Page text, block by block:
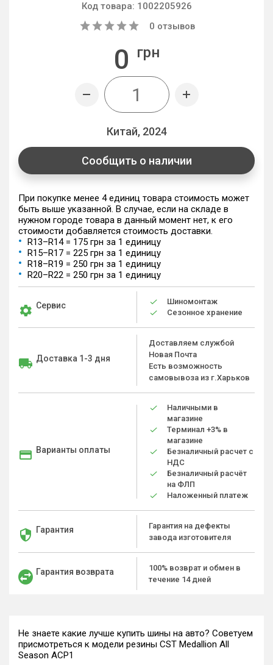
Код товара: 1002205926
0 отзывов
0 грн
Китай, 2024
Сообщить о наличии
При покупке менее 4 единиц товара стоимость может
быть выше указанной. В случае, если на складе в
нужном городе товара в данный момент нет, к его
стоимости добавляется стоимость доставки.
R13–R14 = 175 грн за 1 единицу
R15–R17 = 225 грн за 1 единицу
R18–R19 = 250 грн за 1 единицу
R20–R22 = 250 грн за 1 единицу
Сервис
Шиномонтаж
Сезонное хранение
Доставка 1-3 дня
Доставляем службой
Новая Почта
Есть возможность
самовывоза из г.Харьков
Варианты оплаты
Наличными в
магазине
Терминал +3% в
магазине
Безналичный расчет с
НДС
Безналичный расчёт
на ФЛП
Наложенный платеж
Гарантия
Гарантия на дефекты
завода изготовителя
Гарантия возврата
100% возврат и обмен в
течение 14 дней
Не знаете какие лучше купить шины на авто? Советуем
присмотреться к модели резины CST Medallion All
Season ACP1